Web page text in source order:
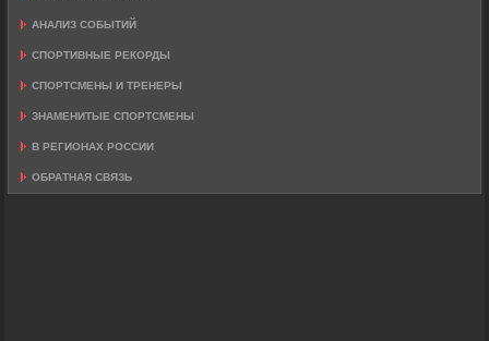
АНАЛИЗ СОБЫТИЙ
СПОРТИВНЫЕ РЕКОРДЫ
СПОРТСМЕНЫ И ТРЕНЕРЫ
ЗНАМЕНИТЫЕ СПОРТСМЕНЫ
В РЕГИОНАХ РОССИИ
ОБРАТНАЯ СВЯЗЬ